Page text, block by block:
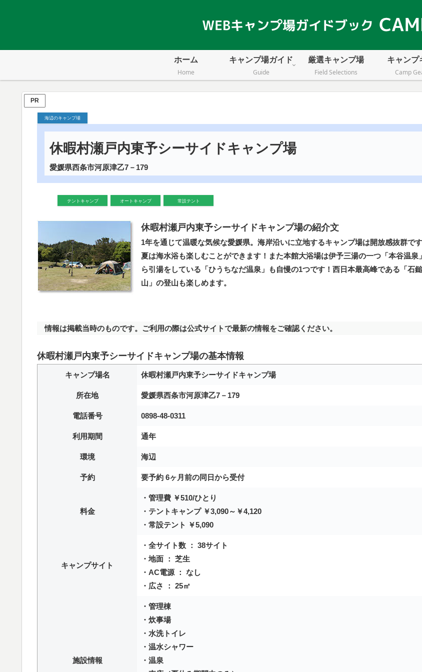
ホーム
Home
キャンプ場ガイド
Guide
厳選キャンプ場
Field Selections
キャンプ
Camp
PR
海辺のキャンプ場
休暇村瀬戸内東予シーサイドキャンプ場
愛媛県西条市河原津乙7－179
テントキャンプ オートキャンプ 常設テント
休暇村瀬戸内東予シーサイドキャンプ場の紹介文
1年を通じて温暖な気候な愛媛県。海岸沿いに立地するキャンプ場は開放感抜群です
夏は海水浴も楽しむことができます！また本館大浴場は伊予三湯の一つ「本谷温泉
ら引湯をしている「ひうちなだ温泉」も自慢の1つです！西日本最高峰である「石鎚
山」の登山も楽しめます。
情報は掲載当時のものです。ご利用の際は公式サイトで最新の情報をご確認ください。
休暇村瀬戸内東予シーサイドキャンプ場の基本情報
キャンプ場名 休暇村瀬戸内東予シーサイドキャンプ場
所在地 愛媛県西条市河原津乙7－179
電話番号 0898-48-0311
利用期間 通年
環境 海辺
予約 要予約 6ヶ月前の同日から受付
料金
・管理費 ￥510/ひとり
・テントキャンプ ￥3,090～￥4,120
・常設テント ￥5,090
キャンプサイト
・全サイト数 ： 38サイト
・地面 ： 芝生
・AC電源 ： なし
・広さ ： 25㎡
施設情報
・管理棟
・炊事場
・水洗トイレ
・温水シャワー
・温泉